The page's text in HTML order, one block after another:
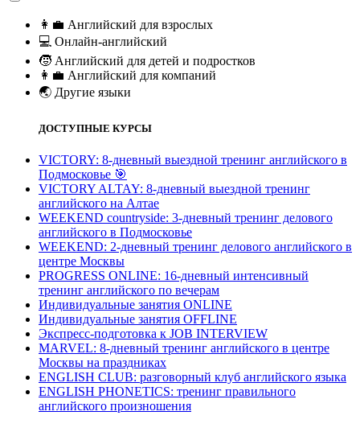
👩‍💼 Английский для взрослых
💻 Онлайн-английский
🧒 Английский для детей и подростков
👩‍💼 Английский для компаний
🌏 Другие языки
ДОСТУПНЫЕ КУРСЫ
VICTORY: 8-дневный выездной тренинг английского в
Подмосковье 🎯
VICTORY ALTAY: 8-дневный выездной тренинг
английского на Алтае
WEEKEND countryside: 3-дневный тренинг делового
английского в Подмосковье
WEEKEND: 2-дневный тренинг делового английского в
центре Москвы
PROGRESS ONLINE: 16-дневный интенсивный
тренинг английского по вечерам
Индивидуальные занятия ONLINE
Индивидуальные занятия OFFLINE
Экспресс-подготовка к JOB INTERVIEW
МARVEL: 8-дневный тренинг английского в центре
Москвы на праздниках
ENGLISH CLUB: разговорный клуб английского языка
ENGLISH PHONETICS: тренинг правильного
английского произношения